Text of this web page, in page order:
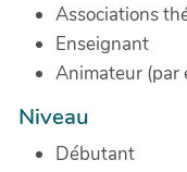
Associations
Enseignant
Animateur (par
Niveau
Débutant